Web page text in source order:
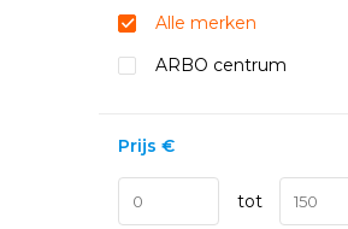
Alle merken
ARBO centrum
Prijs €
tot